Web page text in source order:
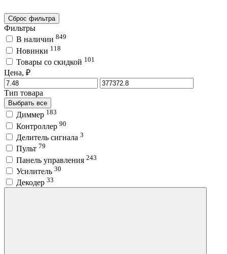
Сброс фильтра
Фильтры
В наличии 849
Новинки 118
Товары со скидкой 101
Цена, ₽
Тип товара
Выбрать все
Диммер 183
Контроллер 90
Делитель сигнала 3
Пульт 79
Панель управления 243
Усилитель 30
Декодер 33